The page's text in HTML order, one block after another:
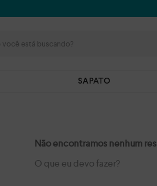
SAPATO
Não encontramos nenhum
O que eu devo fazer?